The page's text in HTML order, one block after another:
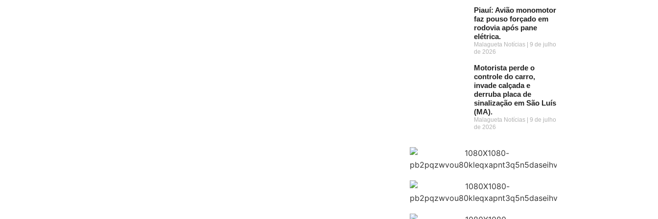
Piauí: Avião monomotor
faz pouso forçado em
rodovia após pane
elétrica.
Malagueta Notícias
9 de julho
de 2026
Motorista perde o
controle do carro,
invade calçada e
derruba placa de
sinalização em São Luís
(MA).
Malagueta Notícias
9 de julho
de 2026